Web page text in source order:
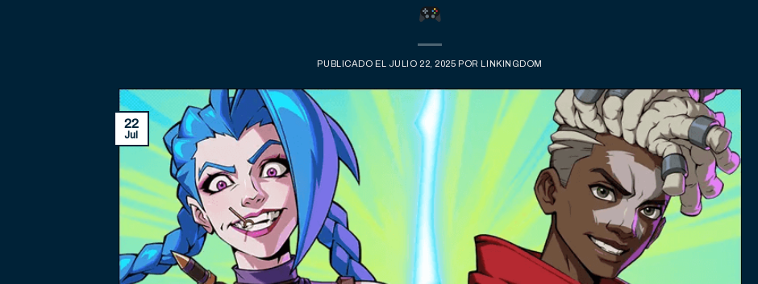
PUBLICADO EL JULIO 22, 2025 POR LINKINGDOM
22
Jul